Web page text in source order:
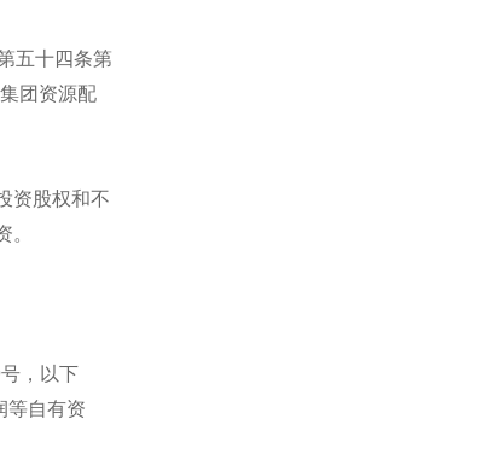
五十四条第
团资源配
资股权和不
，以下
等自有资